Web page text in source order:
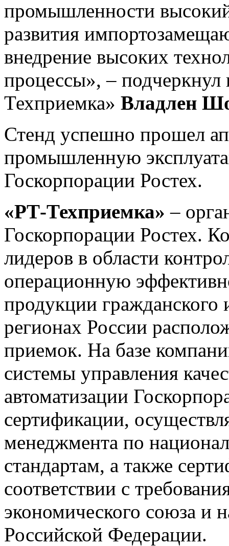
промышленности
развития
внедрение высоких
процессы», –
Техприемка» Владлен
Стенд успешно прошел
промышленную
Госкорпорации Ростех.
«РТ-Техприемка» –
Госкорпорации Ростех.
лидеров в области
операционную
продукции гражданского
регионах России
приемок. На базе
системы управления
автоматизации
сертификации,
менеджмента по
стандартам, а также
соответствии с
экономического союза и
Российской Федерации.